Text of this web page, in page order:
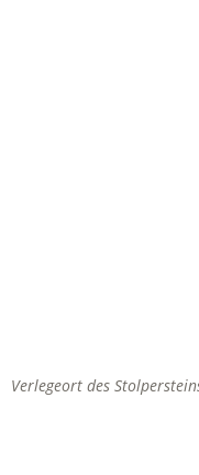
Verlegeort des